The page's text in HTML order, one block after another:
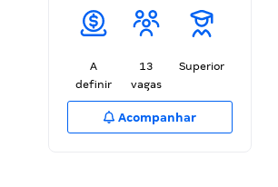
A
definir
13
vagas
Superior
Acompanhar